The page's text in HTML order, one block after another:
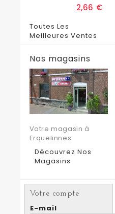
2,66 €
Toutes Les
Meilleures Ventes
Nos magasins
Votre magasin à
Erquelinnes
Découvrez Nos
Magasins
Votre compte
E-mail